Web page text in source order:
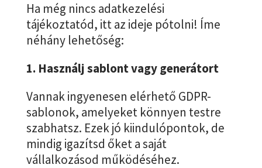
Ha még nincs adatkezelési
tájékoztatód, itt az ideje pótolni! Íme
néhány lehetőség:
1. Használj sablont vagy generátort
Vannak ingyenesen elérhető GDPR-
sablonok, amelyeket könnyen testre
szabhatsz. Ezek jó kiindulópontok, de
mindig igazítsd őket a saját
vállalkozásod működéséhez.